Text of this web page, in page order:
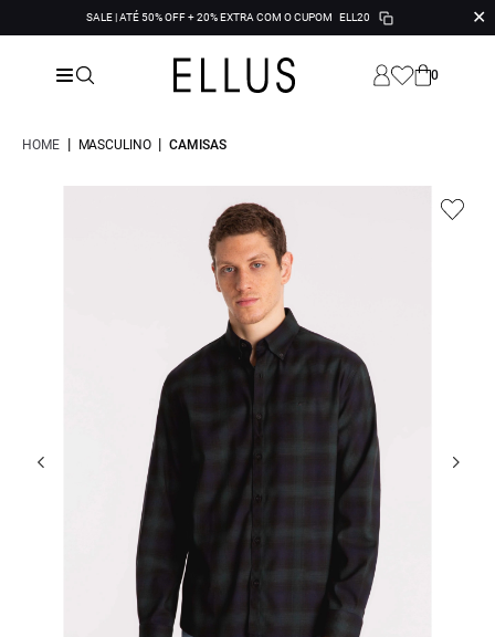
SALE | ATÉ 50% OFF + 20% EXTRA COM O CUPOM ELL20 ✕
0
HOME | MASCULINO | CAMISAS